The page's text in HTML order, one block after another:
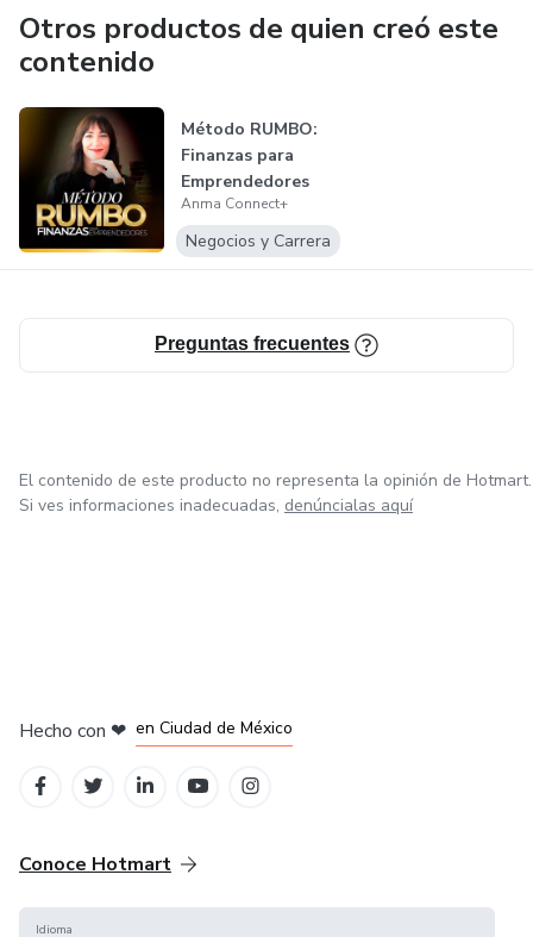
tome acción, paso fundamental para lograr un impacto
directo en los resultados.
Otros productos de quien creó este
contenido
Método RUMBO:
Finanzas para
Emprendedores
Anma Connect+
Negocios y Carrera
Preguntas frecuentes
El contenido de este producto no representa la opinión de Hotmart.
Si ves informaciones inadecuadas, denúncialas aquí
Hecho con ❤ en Ciudad de México
Conoce Hotmart
Idioma